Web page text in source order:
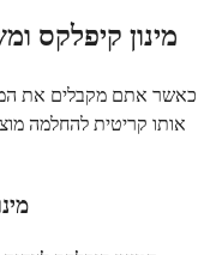
מינון קיפלקס
כאשר אתם מקבלים את
אותו קריטית להחלמה